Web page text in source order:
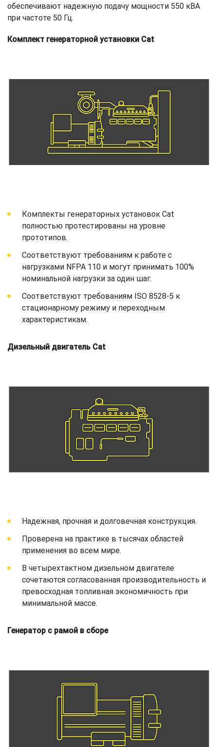
обеспечивают надежную подачу мощности 550 кВА
при частоте 50 Гц.
Комплект генераторной установки Cat
Комплекты генераторных установок Cat
полностью протестированы на уровне
прототипов.
Соответствуют требованиям к работе с
нагрузками NFPA 110 и могут принимать 100%
номинальной нагрузки за один шаг.
Соответствуют требованиям ISO 8528-5 к
стационарному режиму и переходным
характеристикам.
Дизельный двигатель Cat
Надежная, прочная и долговечная конструкция.
Проверена на практике в тысячах областей
применения во всем мире.
В четырехтактном дизельном двигателе
сочетаются согласованная производительность и
превосходная топливная экономичность при
минимальной массе.
Генератор с рамой в сборе